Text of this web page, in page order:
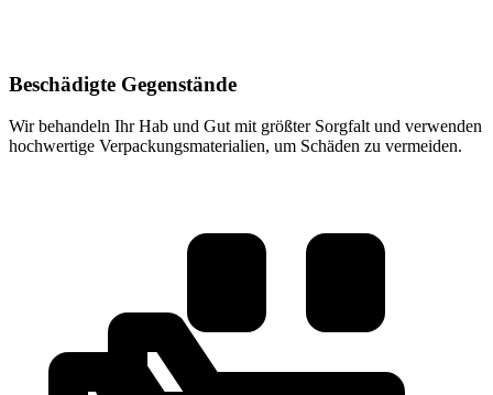
Beschädigte Gegenstände
Wir behandeln Ihr Hab und Gut mit größter Sorgfalt und verwenden
hochwertige Verpackungsmaterialien, um Schäden zu vermeiden.